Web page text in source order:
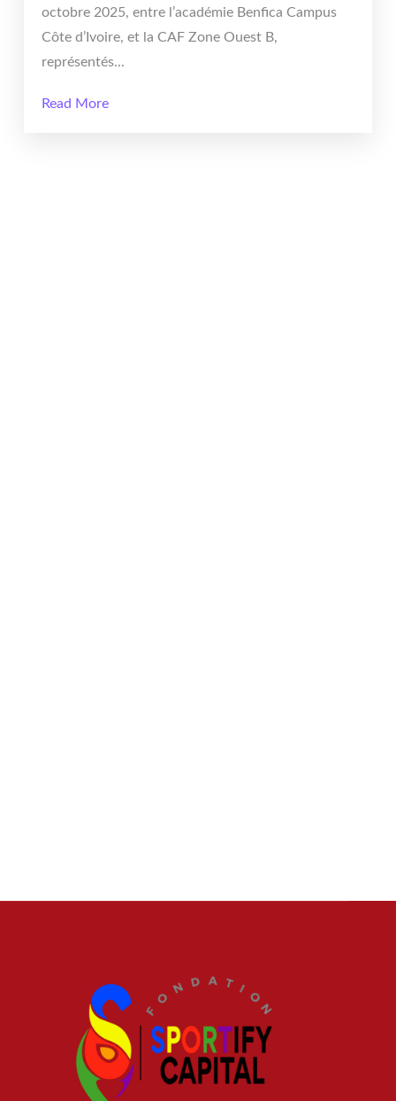
octobre 2025, entre l’académie Benfica Campus
Côte d’Ivoire, et la CAF Zone Ouest B,
représentés...
Read More